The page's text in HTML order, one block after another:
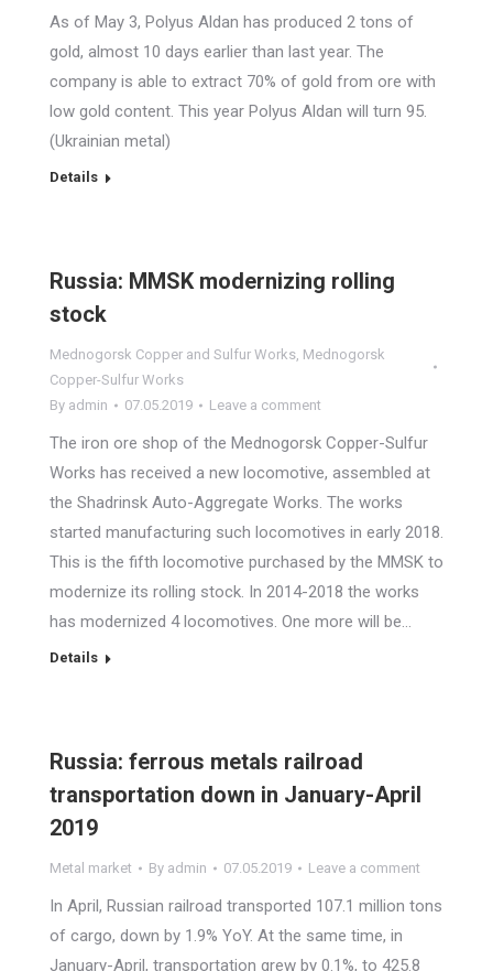
As of May 3, Polyus Aldan has produced 2 tons of
gold, almost 10 days earlier than last year. The
company is able to extract 70% of gold from ore with
low gold content. This year Polyus Aldan will turn 95.
(Ukrainian metal)
Details
Russia: MMSK modernizing rolling
stock
Mednogorsk Copper and Sulfur Works, Mednogorsk
Copper-Sulfur Works
By admin 07.05.2019 Leave a comment
The iron ore shop of the Mednogorsk Copper-Sulfur
Works has received a new locomotive, assembled at
the Shadrinsk Auto-Aggregate Works. The works
started manufacturing such locomotives in early 2018.
This is the fifth locomotive purchased by the MMSK to
modernize its rolling stock. In 2014-2018 the works
has modernized 4 locomotives. One more will be…
Details
Russia: ferrous metals railroad
transportation down in January-April
2019
Metal market By admin 07.05.2019 Leave a comment
In April, Russian railroad transported 107.1 million tons
of cargo, down by 1.9% YoY. At the same time, in
January-April, transportation grew by 0.1%, to 425.8